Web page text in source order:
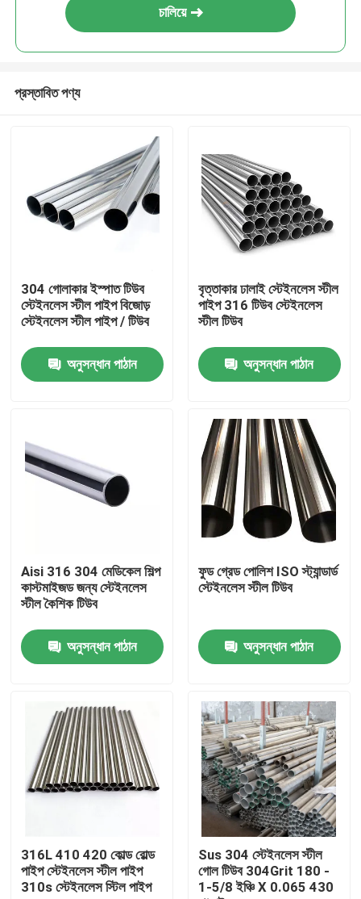
আমাদের সম্পর্কে
পণ্য
স্টেইনলেস স্টীল বৃত্তাকার টিউব
স্টেইনলেস স্টীল কুণ্ডলী
এসএস স্কয়ার টিউব
স্টেইনলেস স্টীল ফালা
চালিয়ে
প্রস্তাবিত পণ্য
304 গোলাকার ইস্পাত টিউব
স্টেইনলেস স্টীল পাইপ বিজোড়
স্টেইনলেস স্টীল পাইপ / টিউব
অনুসন্ধান পাঠান
বৃত্তাকার ঢালাই স্টেইনলেস স্টীল
পাইপ 316 টিউব স্টেইনলেস
স্টীল টিউব
অনুসন্ধান পাঠান
Aisi 316 304 মেডিকেল শিল্প
কাস্টমাইজড জন্য স্টেইনলেস
স্টীল কৈশিক টিউব
অনুসন্ধান পাঠান
ফুড গ্রেড পোলিশ ISO স্ট্যান্ডার্ড
স্টেইনলেস স্টীল টিউব
অনুসন্ধান পাঠান
316L 410 420 কোল্ড রোল্ড
পাইপ স্টেইনলেস স্টীল পাইপ
310s স্টেইনলেস স্টিল পাইপ
Sus 304 স্টেইনলেস স্টীল
গোল টিউব 304Grit 180 -
1-5/8 ইঞ্চি X 0.065 430